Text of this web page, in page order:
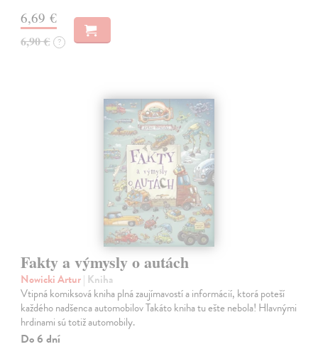
6,69 €
6,90 € ?
Fakty a výmysly o autách
Nowicki Artur| Kniha
Vtipná komiksová kniha plná zaujímavostí a informácií, ktorá poteší
každého nadšenca automobilov Takáto kniha tu ešte nebola! Hlavnými
hrdinami sú totiž automobily.
Do 6 dní